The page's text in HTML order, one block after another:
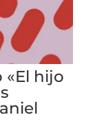
«El hijo